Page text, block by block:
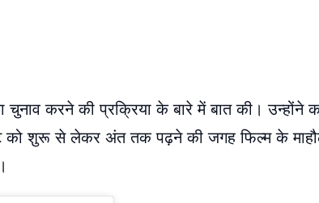
चुनाव करने की प्रक्रिया के बारे में बात की। उन्होंने
को शुरू से लेकर अंत तक पढ़ने की जगह फिल्म के